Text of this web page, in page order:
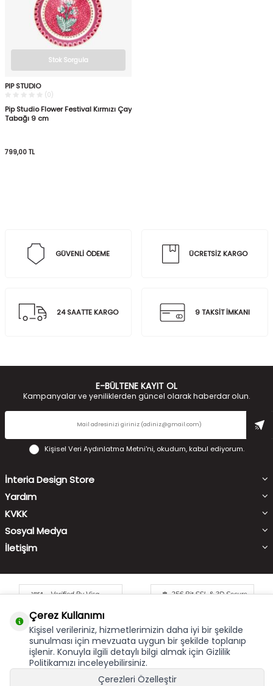
Stok Sorgula
PIP STUDIO
(0)
Pip Studio Flower Festival Kırmızı Çay
Tabağı 9 cm
799,00 TL
GÜVENLİ ÖDEME ÜCRETSİZ KARGO
24 SAATTE KARGO 9 TAKSİT İMKANI
E-BÜLTENE KAYIT OL
Kampanyalar ve yeniliklerden güncel olarak haberdar olun.
Kişisel Veri Aydınlatma Metni'ni, okudum, kabul ediyorum.
İnteria Design Store
Yardım
KVKK
Sosyal Medya
İletişim
Çerez Kullanımı
Bu site size en iyi alışveriş hizmetini sunabilmek için çerez
kullanmaktadır. Hizmetlerimizi kullanmaya devam etmeniz
Çerez Kullanımı
Kişisel verileriniz, hizmetlerimizin daha iyi bir şekilde
sunulması için mevzuata uygun bir şekilde toplanıp
işlenir. Konuyla ilgili detaylı bilgi almak için Gizlilik
Politikamızı inceleyebilirsiniz.
Çerezleri Özelleştir